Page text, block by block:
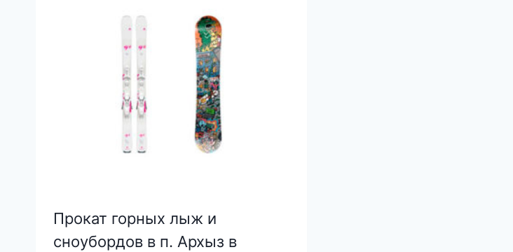
Прокат горных лыж и
сноубордов в п. Архыз в